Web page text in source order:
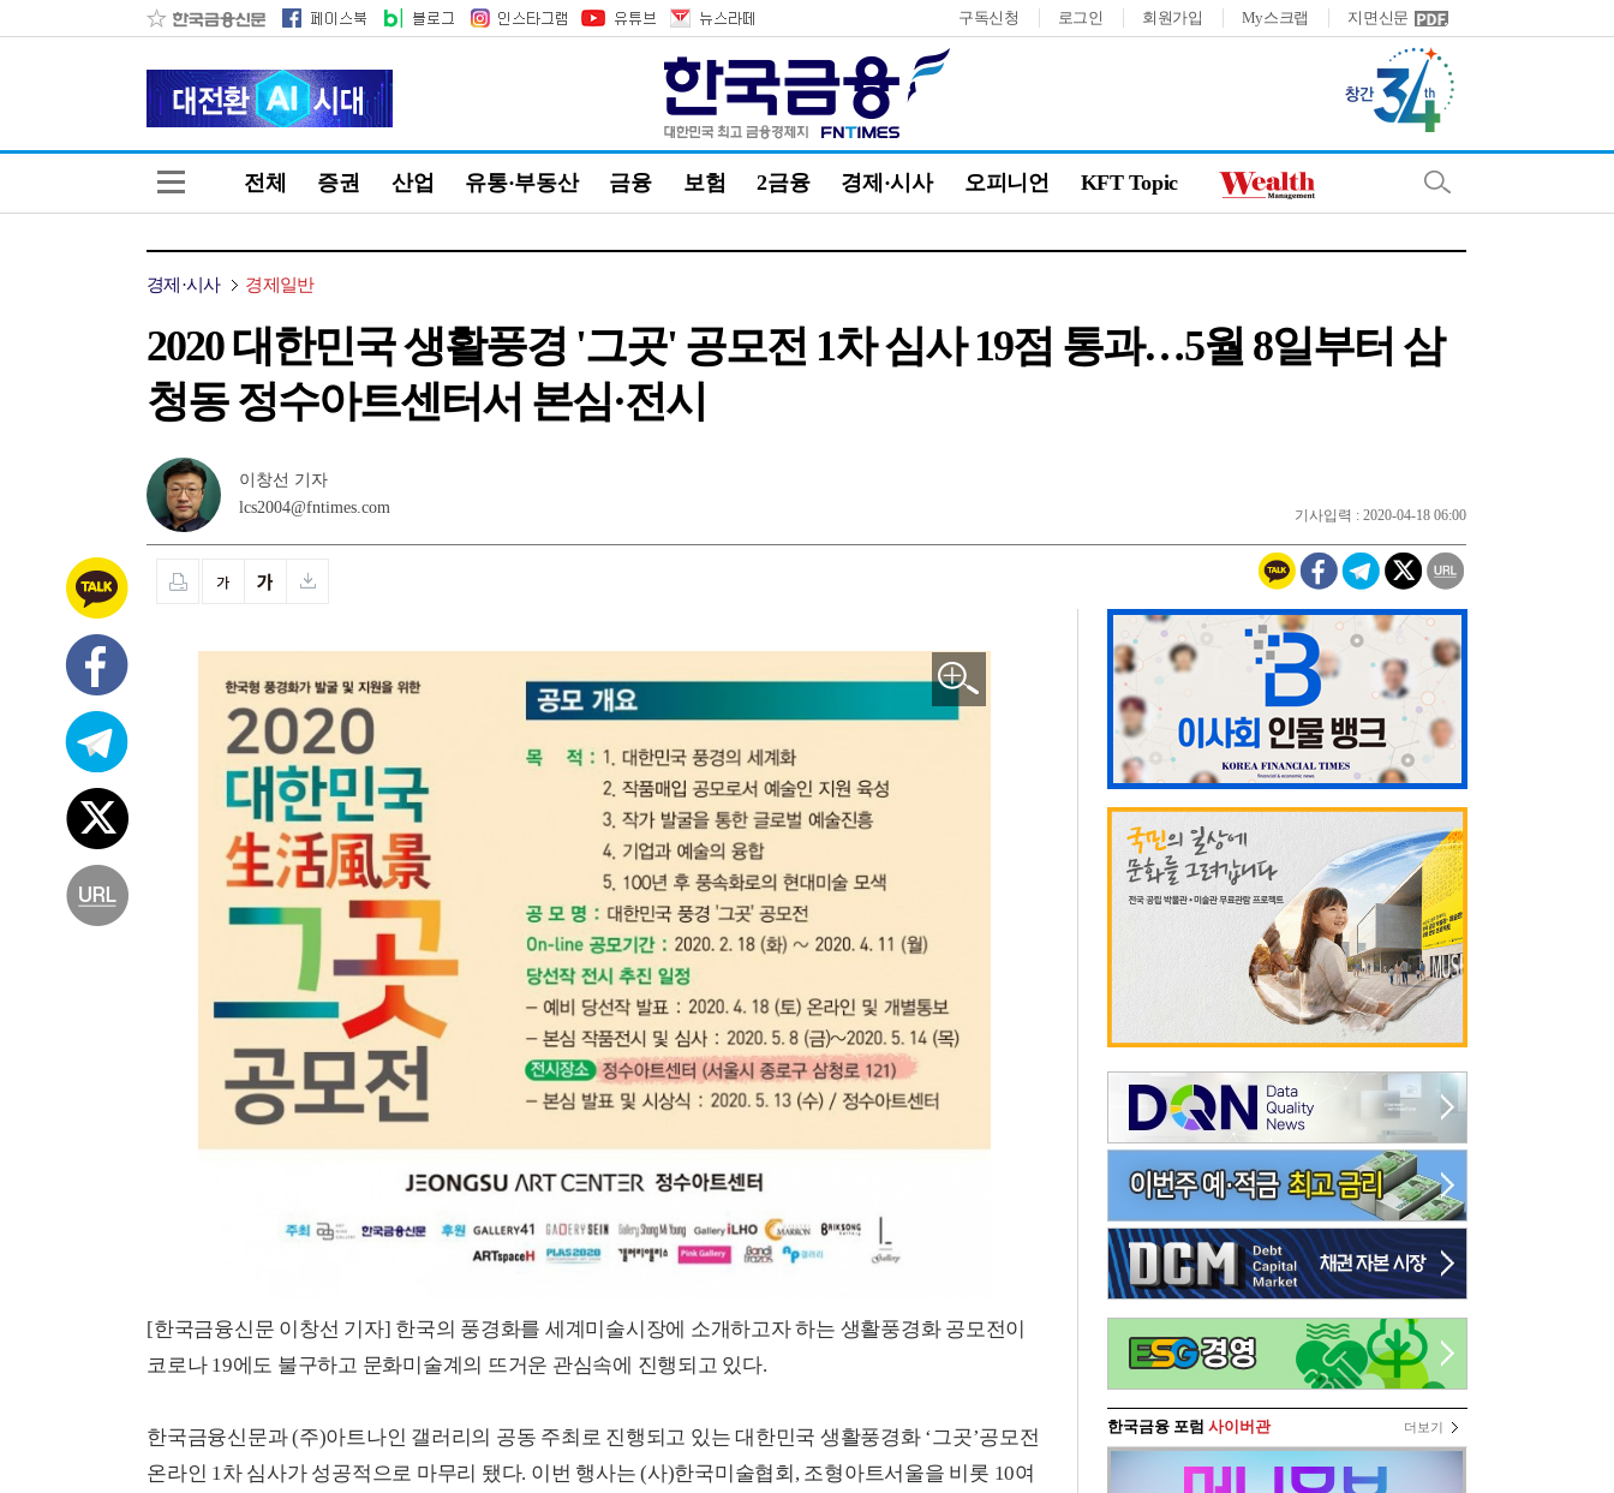
구독신청 로그인 회원가입 My스크랩 지면신문
전체 증권 산업 유통·부동산 금융 보험 2금융 경제·시사 오피니언 KFT Topic
경제·시사 경제일반
2020 대한민국 생활풍경 '그곳' 공모전 1차 심사 19점 통과…5월 8일부터 삼
청동 정수아트센터서 본심·전시
이창선 기자
lcs2004@fntimes.com
기사입력 : 2020-04-18 06:00
[한국금융신문 이창선 기자] 한국의 풍경화를 세계미술시장에 소개하고자 하는 생활풍경화 공모전이
코로나 19에도 불구하고 문화미술계의 뜨거운 관심속에 진행되고 있다.
한국금융신문과 (주)아트나인 갤러리의 공동 주최로 진행되고 있는 대한민국 생활풍경화 ‘그곳’공모전
온라인 1차 심사가 성공적으로 마무리 됐다. 이번 행사는 (사)한국미술협회, 조형아트서울을 비롯 10여
한국금융 포럼 사이버관 더보기